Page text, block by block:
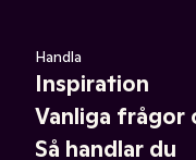
Handla
Inspiration
Vanliga frågor
Så handlar du